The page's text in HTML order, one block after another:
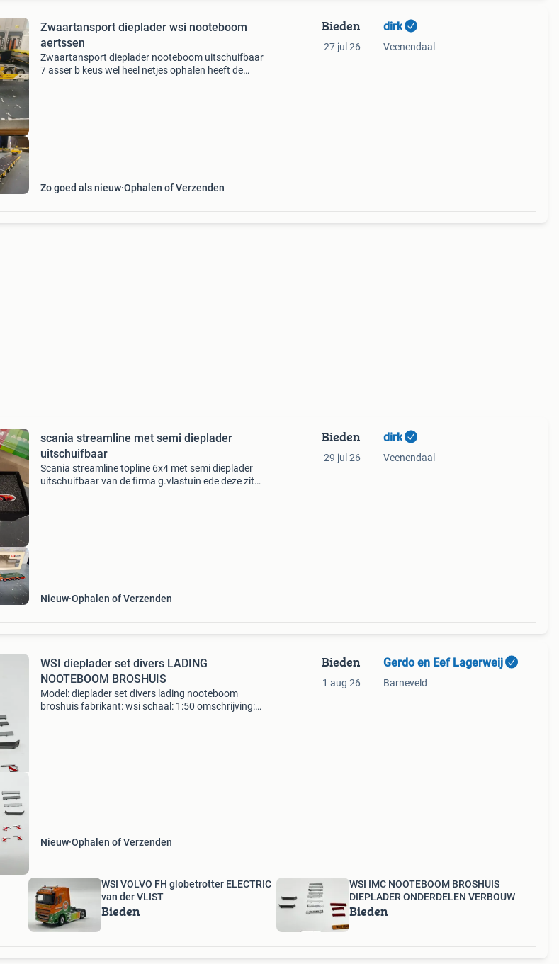
Zwaartansport dieplader wsi nooteboom
aertssen
Zwaartansport dieplader nooteboom uitschuifbaar
7 asser b keus wel heel netjes ophalen heeft de
Zo goed als nieuw Ophalen of Verzenden
Bieden
27 jul 26
dirk
Veenendaal
scania streamline met semi dieplader
uitschuifbaar
Scania streamline topline 6x4 met semi dieplader
uitschuifbaar van de firma g.vlastuin ede deze zit
Nieuw Ophalen of Verzenden
Bieden
29 jul 26
dirk
Veenendaal
WSI dieplader set divers LADING
NOOTEBOOM BROSHUIS
Model: dieplader set divers lading nooteboom
broshuis fabrikant: wsi schaal: 1:50 omschrijving:
Nieuw Ophalen of Verzenden
Bieden
1 aug 26
Gerdo en Eef Lagerweij
Barneveld
WSI VOLVO FH globetrotter ELECTRIC
van der VLIST
Bieden
WSI IMC NOOTEBOOM BROSHUIS
DIEPLADER ONDERDELEN VERBOUW
Bieden